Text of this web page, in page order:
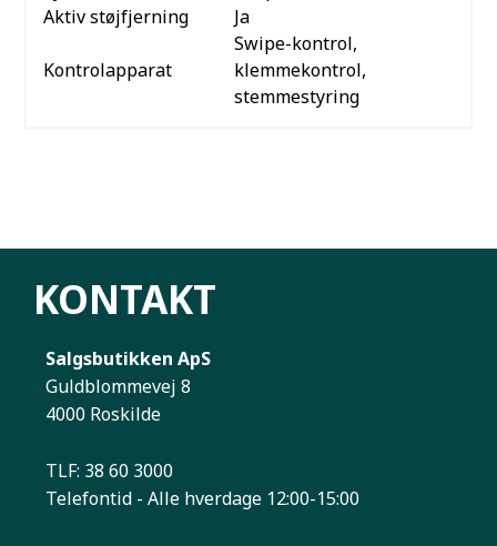
Aktiv støjfjerning
Ja
Kontrolapparat
Swipe-kontrol,
klemmekontrol,
stemmestyring
KONTAKT
Salgsbutikken ApS
Guldblommevej 8
4000 Roskilde
TLF: 38 60 3000
Telefontid - Alle hverdage 12:00-15:00